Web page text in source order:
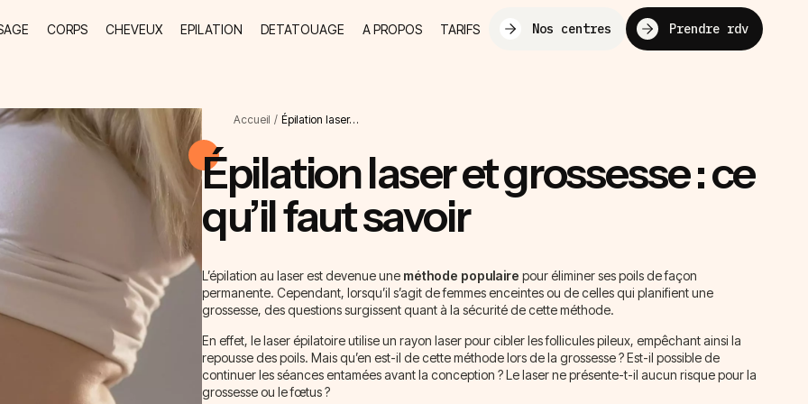
CORPS CHEVEUX EPILATION DETATOUAGE A PROPOS TARIFS Nos centres Prendre rdv
Accueil / Épilation laser…
Épilation laser et grossesse : ce
qu’il faut savoir
L’épilation au laser est devenue une méthode populaire pour éliminer ses poils de façon
permanente. Cependant, lorsqu’il s’agit de femmes enceintes ou de celles qui planifient une
grossesse, des questions surgissent quant à la sécurité de cette méthode.
En effet, le laser épilatoire utilise un rayon laser pour cibler les follicules pileux, empêchant ainsi la
repousse des poils. Mais qu’en est-il de cette méthode lors de la grossesse ? Est-il possible de
continuer les séances entamées avant la conception ? Le laser ne présente-t-il aucun risque pour la
grossesse ou le fœtus ?